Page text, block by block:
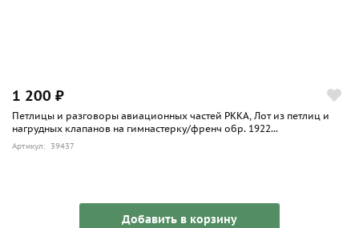
1 200 ₽
Петлицы и разговоры авиационных частей РККА, Лот из петлиц и
нагрудных клапанов на гимнастерку/френч обр. 1922...
Артикул: 39437
Добавить в корзину